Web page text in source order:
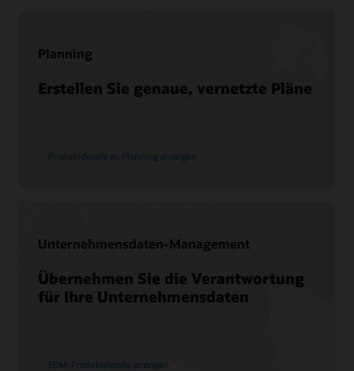
Planning
Erstellen Sie genaue, vernetzte Pläne
Produktdetails zu Planning anzeigen
Unternehmensdaten-Management
Übernehmen Sie die Verantwortung
für Ihre Unternehmensdaten
EDM-Produktdetails anzeigen